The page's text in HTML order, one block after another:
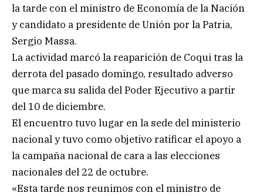
la tarde con el ministro de Economía de la Nación
y candidato a presidente de Unión por la Patria,
Sergio Massa.
La actividad marcó la reaparición de Coqui tras la
derrota del pasado domingo, resultado adverso
que marca su salida del Poder Ejecutivo a partir
del 10 de diciembre.
El encuentro tuvo lugar en la sede del ministerio
nacional y tuvo como objetivo ratificar el apoyo a
la campaña nacional de cara a las elecciones
nacionales del 22 de octubre.
«Esta tarde nos reunimos con el ministro de